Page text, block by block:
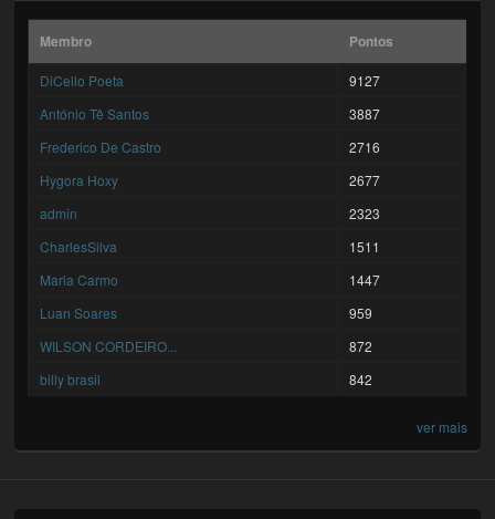
Membro Pontos
DiCello Poeta
9127
António Tê Santos
3887
Frederico De Castro
2716
Hygora Hoxy
2677
admin
2323
CharlesSilva
1511
Maria Carmo
1447
Luan Soares
959
WILSON CORDEIRO...
872
billy brasil
842
ver mais